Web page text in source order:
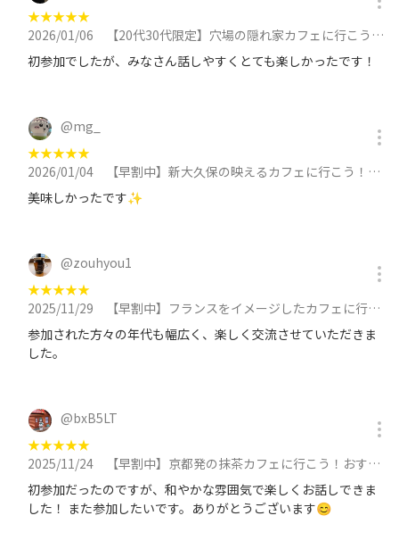
★★★★★
2026/01/06
【20代30代限定】穴場の隠れ家カフェに行こう！おすすめはチーズケーキ🌺🌺に参加
初参加でしたが、みなさん話しやすくとても楽しかったです！
@mg_
★★★★★
2026/01/04
【早割中】新大久保の映えるカフェに行こう！おすすめはキューブトースト🌸🌸🌸に参加
美味しかったです✨
@zouhyou1
★★★★★
2025/11/29
【早割中】フランスをイメージしたカフェに行こう！おすすめは17層のミルクレープ🌸🌸に参加
参加された方々の年代も幅広く、楽しく交流させていただきま
した。
@bxB5LT
★★★★★
2025/11/24
【早割中】京都発の抹茶カフェに行こう！おすすめは抹茶チーズケーキ🌸🌸に参加
初参加だったのですが、和やかな雰囲気で楽しくお話しできま
した！ また参加したいです。ありがとうございます😊